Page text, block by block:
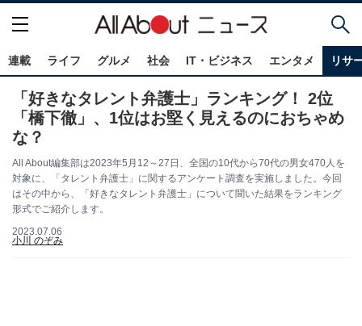
連載 ライフ グルメ 社会 IT・ビジネス エンタメ リサ
「好きなタレント弁護士」ランキング！ 2位
「橋下徹」、1位はお堅く見えるのにおちゃめ
な？
All About編集部は2023年5月12～27日、全国の10代から70代の男女470人を
対象に、「タレント弁護士」に関するアンケート調査を実施しました。今回
はその中から、「好きなタレント弁護士」について聞いた結果をランキング
形式でご紹介します。
2023.07.06
小川 のぞみ